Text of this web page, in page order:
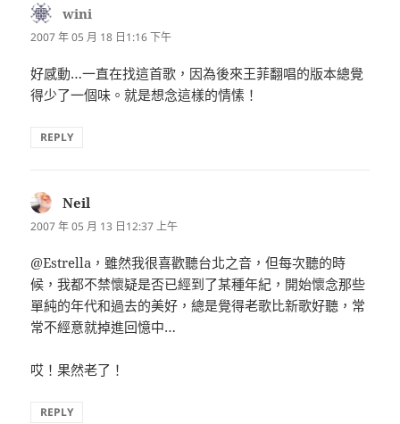
wini
示:
2007 年 05 月 18 日1:16 下午
好感動…一直在找這首歌，因為後來王菲翻唱的版本總覺
得少了一個味。就是想念這樣的情愫！
REPLY
Neil
示:
2007 年 05 月 13 日12:37 上午
@Estrella，雖然我很喜歡聽台北之音，但每次聽的時
候，我都不禁懷疑是否已經到了某種年紀，開始懷念那些
單純的年代和過去的美好，總是覺得老歌比新歌好聽，常
常不經意就掉進回憶中…
哎！果然老了！
REPLY